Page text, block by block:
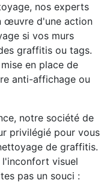
nos experts
œuvre d'une action
si vos murs
graffitis ou tags.
en place de
anti-affichage ou
notre société de
privilégié pour vous
de graffitis.
l'inconfort visuel
pas un souci :